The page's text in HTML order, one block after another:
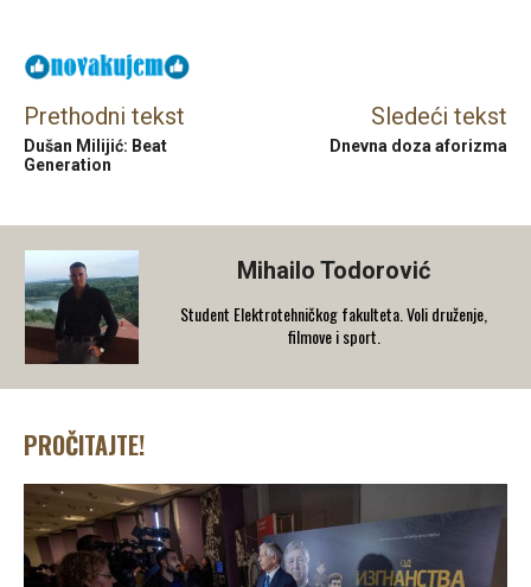
Prethodni tekst
Dušan Milijić: Beat
Generation
Sledeći tekst
Dnevna doza aforizma
Mihailo Todorović
Student Elektrotehničkog fakulteta. Voli druženje,
filmove i sport.
PROČITAJTE!